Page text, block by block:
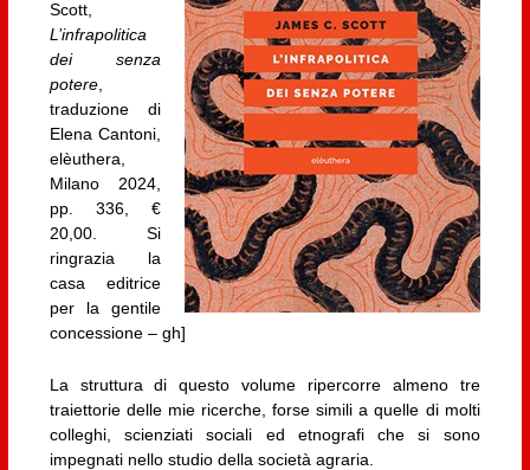
Scott,
L’infrapolitica
dei senza
potere,
traduzione di
Elena Cantoni,
elèuthera,
Milano 2024,
pp. 336, €
20,00. Si
ringrazia la
casa editrice
per la gentile
concessione – gh]
La struttura di questo volume ripercorre almeno tre
traiettorie delle mie ricerche, forse simili a quelle di molti
colleghi, scienziati sociali ed etnografi che si sono
impegnati nello studio della società agraria.